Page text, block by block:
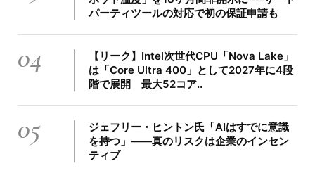
パーティツールの対応で初の保証申請も
04
【リーク】Intel次世代CPU「Nova Lake」
は「Core Ultra 400」として2027年に4段
階で展開 最大52コア..
05
ジェフリー・ヒントン氏「AIはすでに意識
を持つ」――真のリスクは企業のインセン
ティブ